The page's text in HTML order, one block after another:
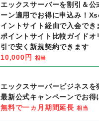
エックスサーバーを割引＆公
ーン適用でお得に申込み！
イントサイト経由で入会でき
ポイントサイト比較ガイドオ
引で安く新規契約できます
10,000円
相当
エックスサーバービジネスを
最新公式キャンペーンでお得
無料で一ヵ月期間延長 相当